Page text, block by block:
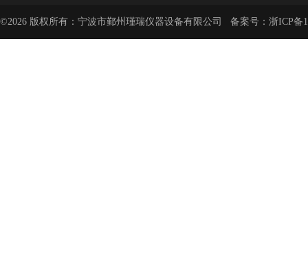
©2026 版权所有：宁波市鄞州瑾瑞仪器设备有限公司 备案号： 浙ICP备